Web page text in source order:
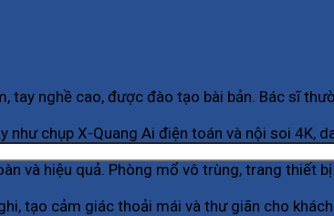
tay nghề cao, được đào tạo bài bản. Bác sĩ
chụp X-Quang Ai điện toán và nội soi 4K,
và hiệu quả. Phòng mổ vô trùng, trang thiết
tạo cảm giác thoải mái và thư giãn cho